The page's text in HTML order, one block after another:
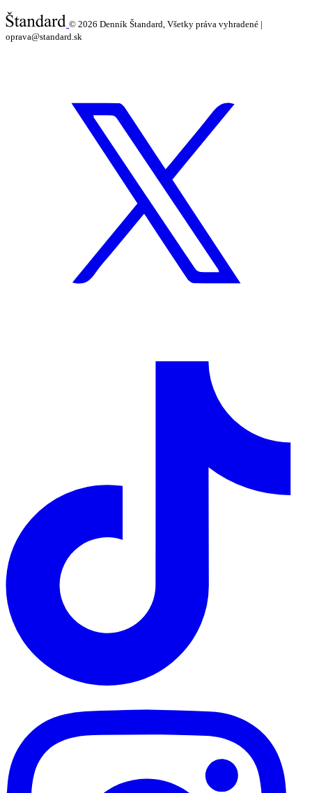
© 2026 Denník Štandard, Všetky práva vyhradené |
oprava@standard.sk